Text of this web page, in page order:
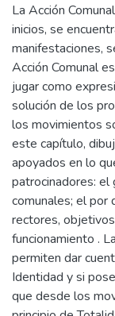
La Acción
inicios, se
manifestaciones,
Acción Comunal
jugar como
solución de los
los movimientos
este capítulo,
apoyados en lo
patrocinadores: el
comunales; el por
rectores,
funcionamiento .
permiten dar
Identidad y si
que desde los